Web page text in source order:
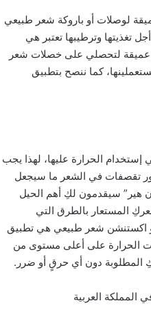
لوصلات أو باروكة شعر طبيعي
تغذيتها وترطيبها تعتبر هي
عميقة لتحصلي على خصلات شعر
كما ننصح بتطبيق
الحرارة عليها، لهذا يجب
تقصفات في الشعر ما سيجعل
سيقدمون لكِ أهم الحيل
المستعار بالطرق التي
أو اكستنشن شعر طبيعي هي تطبيق
الحرارة على أعلى مستوى من
المطلوبة دون أي حرقٍ أو ضرر.